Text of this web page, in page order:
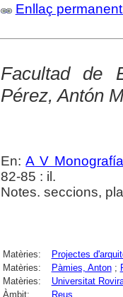
Enllaç
Facultad de
Pérez, Antón
En:A V
82-85 : il.
Notes. seccions,
Matèries: Projectes
Matèries:
Pàmies, Anton;
Matèries:
Universitat
Àmbit:
Reus